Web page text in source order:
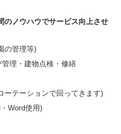
のノウハウでサービス向上させ
の管理等)
理・建物点検・修繕
ーテーションで回ってきます)
Word使用)